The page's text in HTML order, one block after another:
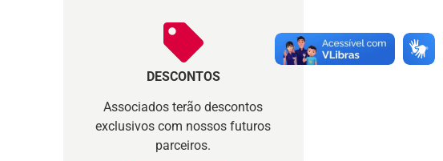
DESCONTOS
Associados terão descontos
exclusivos com nossos futuros
parceiros.